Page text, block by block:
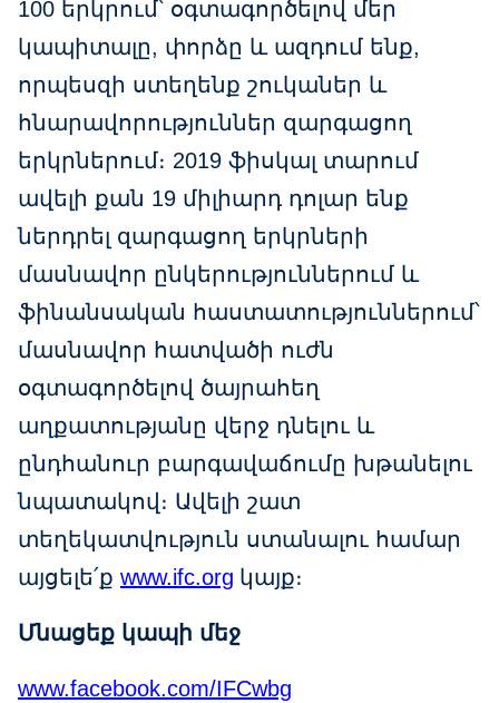
100 երկրում՝ օգտագործելով մեր
կապիտալը, փորձը և ազդում ենք,
որպեսզի ստեղենք շուկաներ և
հնարավորություններ զարգացող
երկրներում։ 2019 ֆիսկալ տարում
ավելի քան 19 միլիարդ դոլար ենք
ներդրել զարգացող երկրների
մասնավոր ընկերություններում և
ֆինանսական հաստատություններում՝
մասնավոր հատվածի ուժն
օգտագործելով ծայրահեղ
աղքատությանը վերջ դնելու և
ընդհանուր բարգավաճումը խթանելու
նպատակով։ Ավելի շատ
տեղեկատվություն ստանալու համար
այցելե՛ք www.ifc.org կայք։
Մնացեք կապի մեջ
www.facebook.com/IFCwbg